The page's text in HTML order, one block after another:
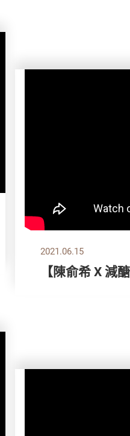
2021.06.15
【陳俞希 X 減